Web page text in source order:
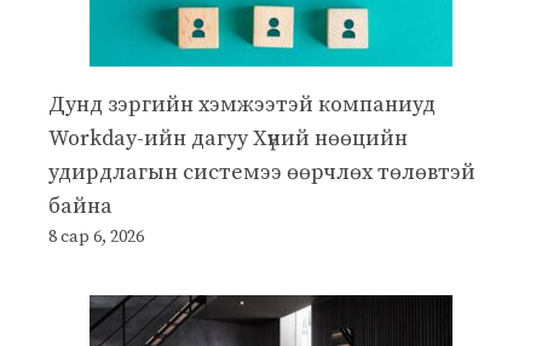
Дунд зэргийн хэмжээтэй компаниуд
Workday-ийн дагуу Хүний нөөцийн
удирдлагын системээ өөрчлөх төлөвтэй
байна
8 сар 6, 2026